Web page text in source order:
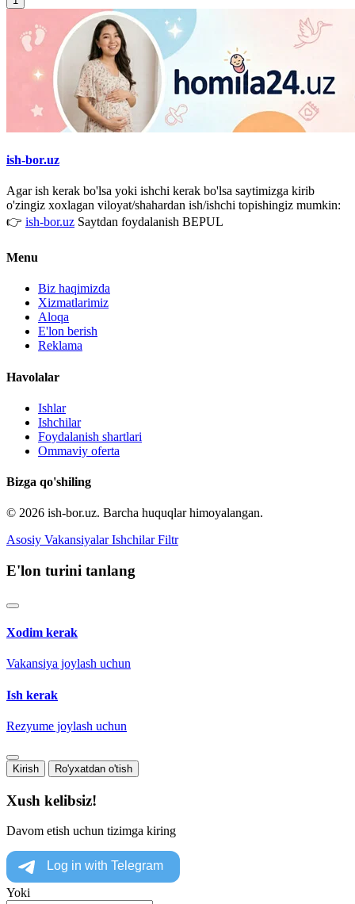
ish-bor.uz
Agar ish kerak bo'lsa yoki ishchi kerak bo'lsa saytimizga kirib
o'zingiz xoxlagan viloyat/shahardan ish/ishchi topishingiz mumkin:
👉 ish-bor.uz Saytdan foydalanish BEPUL
Menu
Biz haqimizda
Xizmatlarimiz
Aloqa
E'lon berish
Reklama
Havolalar
Ishlar
Ishchilar
Foydalanish shartlari
Ommaviy oferta
Bizga qo'shiling
© 2026 ish-bor.uz. Barcha huquqlar himoyalangan.
Asosiy Vakansiyalar Ishchilar Filtr
E'lon turini tanlang
Xodim kerak
Vakansiya joylash uchun
Ish kerak
Rezyume joylash uchun
Kirish Ro'yxatdan o'tish
Xush kelibsiz!
Davom etish uchun tizimga kiring
Yoki